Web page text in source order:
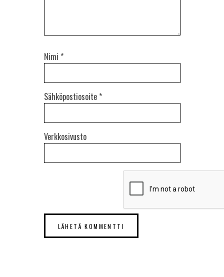
Nimi *
Sähköpostiosoite *
Verkkosivusto